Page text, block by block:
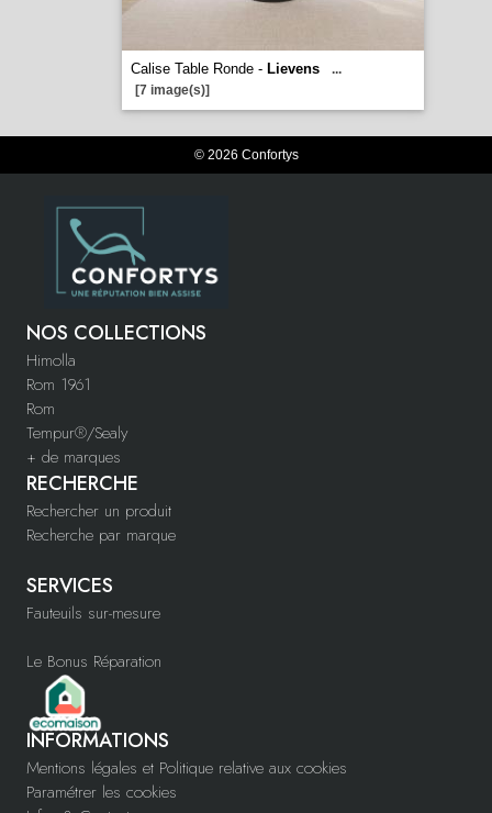
Calise Table Ronde - Lievens
...
[7 image(s)]
© 2026 Confortys
NOS COLLECTIONS
Himolla
Rom 1961
Rom
Tempur®/Sealy
+ de marques
RECHERCHE
Rechercher un produit
Recherche par marque
SERVICES
Fauteuils sur-mesure
Le Bonus Réparation
INFORMATIONS
Mentions légales et Politique relative aux cookies
Paramétrer les cookies